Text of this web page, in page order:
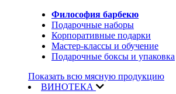
Философия барбекю
Подарочные наборы
Корпоративные подарки
Мастер-классы и обучение
Подарочные боксы и упаковка
Показать всю мясную продукцию
ВИНОТЕКА